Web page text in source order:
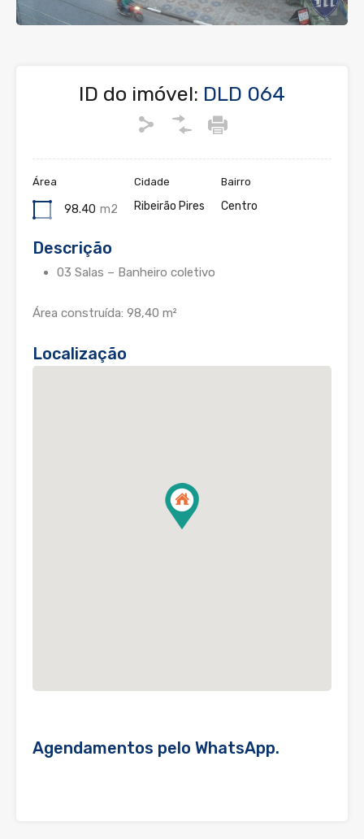
ID do imóvel: DLD 064
Área
98.40 m2
Cidade
Ribeirão Pires
Bairro
Centro
Descrição
03 Salas – Banheiro coletivo
Área construída: 98,40 m²
Localização
Agendamentos pelo WhatsApp.